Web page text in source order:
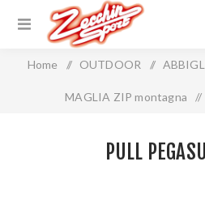
Home / OUTDOOR /
MAGLIA ZIP montagna /
PULL